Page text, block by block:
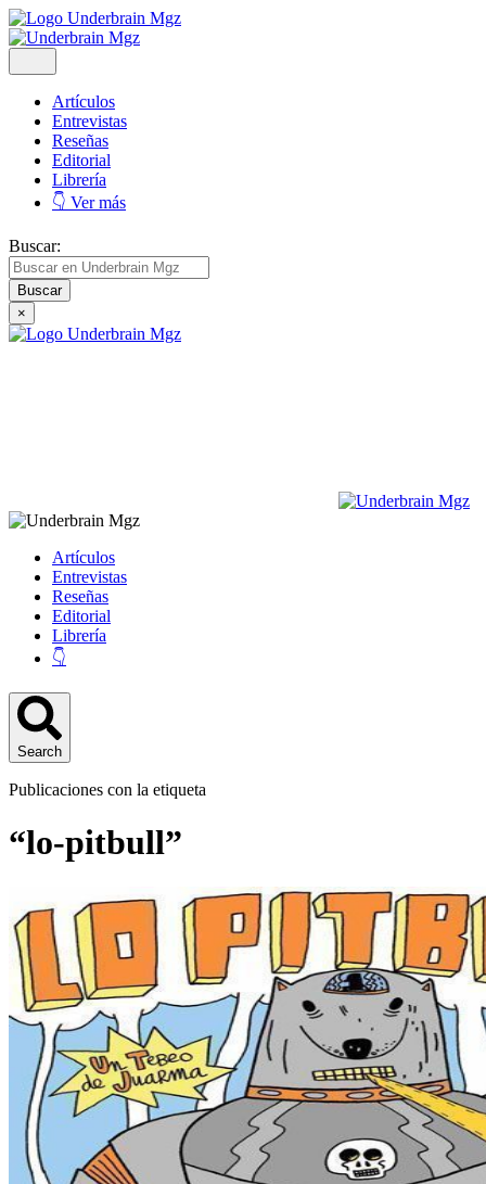
Artículos
Entrevistas
Reseñas
Editorial
Librería
👇 Ver más
Buscar:
×
Artículos
Entrevistas
Reseñas
Editorial
Librería
👇
Search
Publicaciones con la etiqueta
“lo-pitbull”